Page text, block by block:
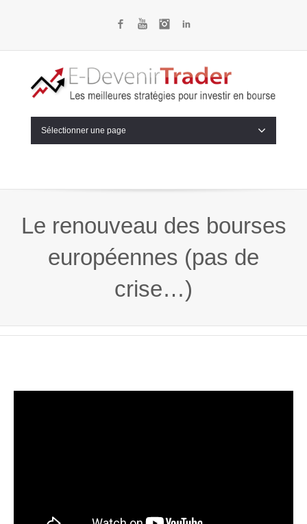
FacebookYouTubeInstagram
Sélectionner une page
Le renouveau des bourses
européennes (pas de
crise…)